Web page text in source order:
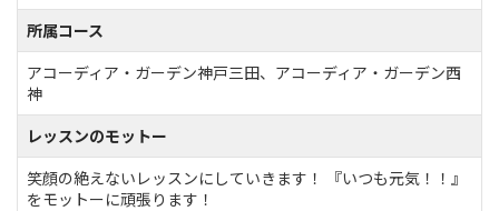
所属コース
アコーディア・ガーデン神戸三田、アコーディア・ガーデン西
神
レッスンのモットー
笑顔の絶えないレッスンにしていきます！ 『いつも元気！！』
をモットーに頑張ります！